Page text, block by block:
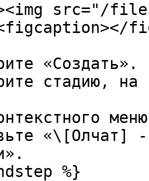
src="/files/
«Создать».
стадию, на
«\[Олчат] -